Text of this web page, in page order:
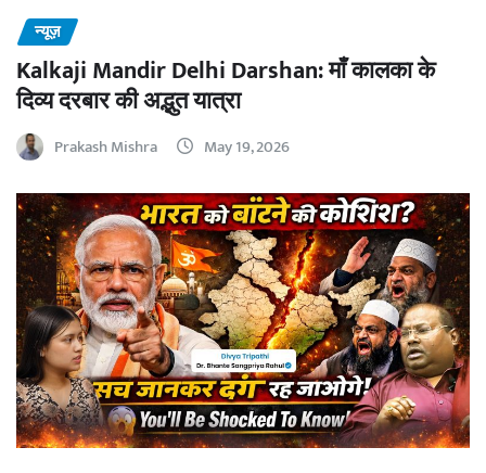
न्यूज़
Kalkaji Mandir Delhi Darshan: माँ कालका के
दिव्य दरबार की अद्भुत यात्रा
Prakash Mishra May 19, 2026